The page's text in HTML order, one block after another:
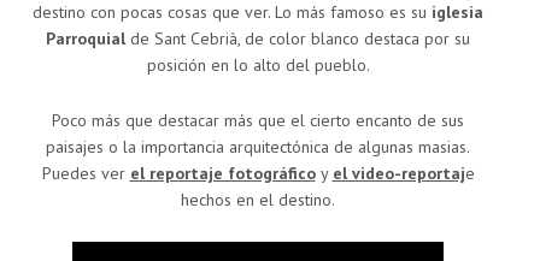
destino con pocas cosas que ver. Lo más famoso es su iglesia
Parroquialde Sant Cebrià, de color blanco destaca por su
posición en lo alto del pueblo.
Poco más que destacar más que el cierto encanto de sus
paisajes o la importancia arquitectónica de algunas masias.
Puedes ver el reportaje fotográficoy el video-reportaje
hechos en el destino.